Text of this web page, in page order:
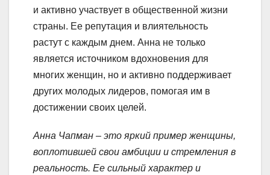
и активно участвует в общественной жизни
страны. Ее репутация и влиятельность
растут с каждым днем. Анна не только
является источником вдохновения для
многих женщин, но и активно поддерживает
других молодых лидеров, помогая им в
достижении своих целей.
Анна Чапман – это яркий пример женщины,
воплотившей свои амбиции и стремления в
реальность. Ее сильный характер и